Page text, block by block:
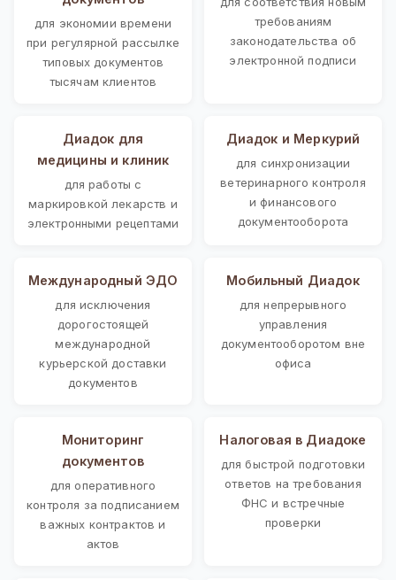
для экономии времени
при регулярной рассылке
типовых документов
тысячам клиентов
требованиям
законодательства об
электронной подписи
Диадок для
медицины и клиник
для работы с
маркировкой лекарств и
электронными рецептами
Диадок и Меркурий
для синхронизации
ветеринарного контроля
и финансового
документооборота
Международный ЭДО
для исключения
дорогостоящей
международной
курьерской доставки
документов
Мобильный Диадок
для непрерывного
управления
документооборотом вне
офиса
Мониторинг
документов
для оперативного
контроля за подписанием
важных контрактов и
актов
Налоговая в Диадоке
для быстрой подготовки
ответов на требования
ФНС и встречные
проверки